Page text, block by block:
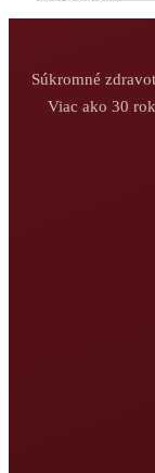
Súkromné
Viac ako 30